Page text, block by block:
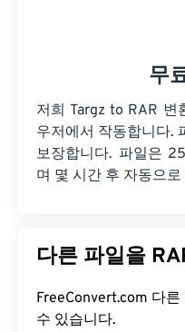
무
저희 Targz to RAR 변
우저에서 작동합니다.
보장합니다. 파일은
며 몇 시간 후 자동으
다른
FreeConvert.com 다른 파일도 RAR 형
수 있습니다.